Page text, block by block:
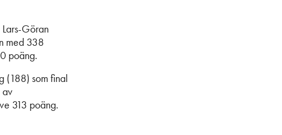
Göran
med 338
poäng.
(188) som final
av
313 poäng.